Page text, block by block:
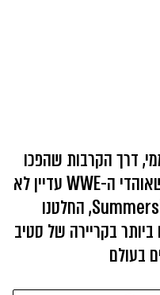
דרך הקרבות שהפכו
אותו לאגדה חיה, ועד לפרישה שאוהדי ה-WWE עדיין לא
התאוששו ממנה: רגע לפני Summerslam, החלטנו
בקריירה של סטיב
בעולם